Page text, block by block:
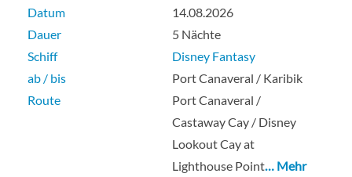
Datum
14.08.2026
Dauer
5 Nächte
Schiff
Disney Fantasy
ab / bis
Port Canaveral / Karibik
Route
Port Canaveral /
Castaway Cay / Disney
Lookout Cay at
Lighthouse Point… Mehr